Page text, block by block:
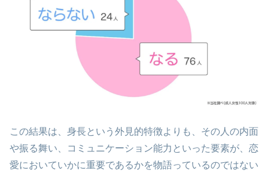
この結果は、身長という外見的特徴よりも、その人の内面
や振る舞い、コミュニケーション能力といった要素が、恋
愛においていかに重要であるかを物語っているのではない